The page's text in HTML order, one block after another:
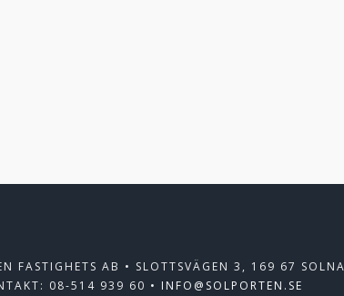
FASTIGHETS AB • SLOTTSVÄGEN 3, 169 67 SOLNA
08-514 939 60 • INFO@SOLPORTEN.SE